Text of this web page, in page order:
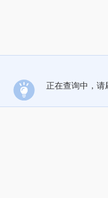
正在查询中，请